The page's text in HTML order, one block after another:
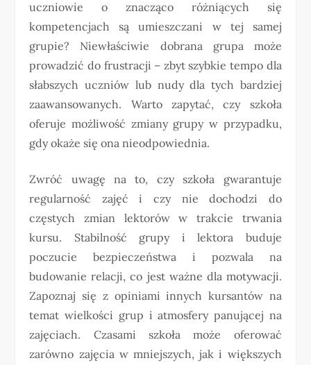
uczniowie o znacząco różniących się
kompetencjach są umieszczani w tej samej
grupie? Niewłaściwie dobrana grupa może
prowadzić do frustracji – zbyt szybkie tempo dla
słabszych uczniów lub nudy dla tych bardziej
zaawansowanych. Warto zapytać, czy szkoła
oferuje możliwość zmiany grupy w przypadku,
gdy okaże się ona nieodpowiednia.
Zwróć uwagę na to, czy szkoła gwarantuje
regularność zajęć i czy nie dochodzi do
częstych zmian lektorów w trakcie trwania
kursu. Stabilność grupy i lektora buduje
poczucie bezpieczeństwa i pozwala na
budowanie relacji, co jest ważne dla motywacji.
Zapoznaj się z opiniami innych kursantów na
temat wielkości grup i atmosfery panującej na
zajęciach. Czasami szkoła może oferować
zarówno zajęcia w mniejszych, jak i większych